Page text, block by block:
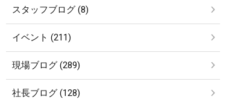
スタッフブログ (8)
イベント (211)
現場ブログ (289)
社長ブログ (128)